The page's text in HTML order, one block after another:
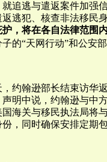
追逃与遣返案件加强
返逃犯、核查非法移民
，将在各自法律范围
的“天网行动”和公安
，约翰逊部长结束访华
声明中说，约翰逊与中
海关与移民执法局将
，同时确保安排定期